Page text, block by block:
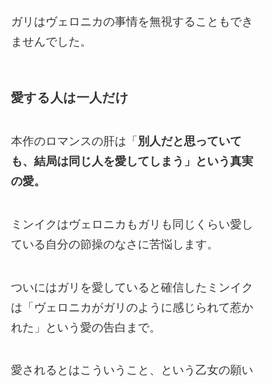
ガリはヴェロニカの事情を無視することもでき
ませんでした。
愛する人は一人だけ
本作のロマンスの肝は「 別人だと思っていて
も、結局は同じ人を愛してしまう」という真実
の愛。
ミンイクはヴェロニカもガリも同じくらい愛し
ている自分の節操のなさに苦悩します。
ついにはガリを愛していると確信したミンイク
は「ヴェロニカがガリのように感じられて惹か
れた」という愛の告白まで。
愛されるとはこういうこと、という乙女の願い